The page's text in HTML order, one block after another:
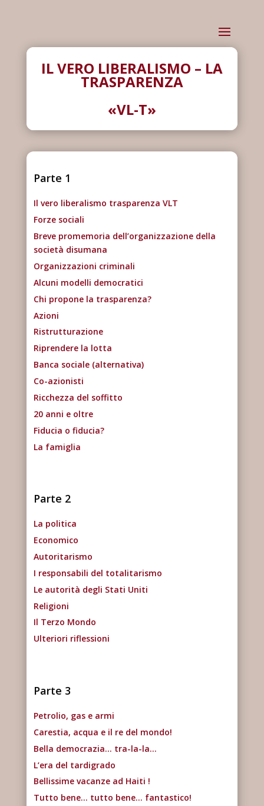
IL VERO LIBERALISMO – LA
TRASPARENZA
«VL-T»
Parte 1
Il vero liberalismo trasparenza VLT
Forze sociali
Breve promemoria dell’organizzazione della
società disumana
Organizzazioni criminali
Alcuni modelli democratici
Chi propone la trasparenza?
Azioni
Ristrutturazione
Riprendere la lotta
Banca sociale (alternativa)
Co-azionisti
Ricchezza del soffitto
20 anni e oltre
Fiducia o fiducia?
La famiglia
Parte 2
La politica
Economico
Autoritarismo
I responsabili del totalitarismo
Le autorità degli Stati Uniti
Religioni
Il Terzo Mondo
Ulteriori riflessioni
Parte 3
Petrolio, gas e armi
Carestia, acqua e il re del mondo!
Bella democrazia… tra-la-la…
L’era del tardigrado
Bellissime vacanze ad Haiti !
Tutto bene… tutto bene… fantastico!